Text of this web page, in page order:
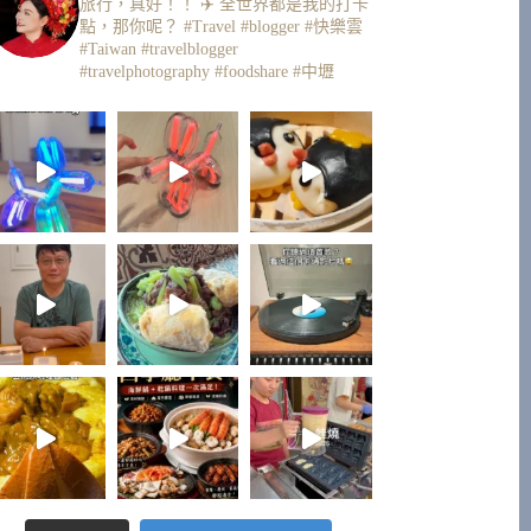
旅行，真好！！ ✈️ 全世界都是我的打卡
點，那你呢？ #Travel #blogger #快樂雲
#Taiwan #travelblogger
#travelphotography #foodshare #中壢